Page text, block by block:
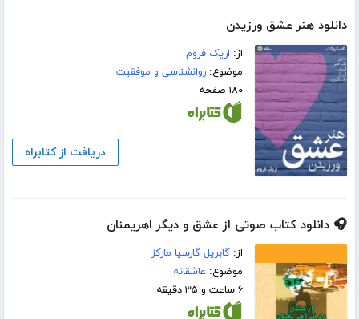
دانلود هنر عشق ورزیدن
از: اریک فروم
موضوع:روانشناسی و موفقیت
۱۸۰ صفحه
دریافت از کتابراه
🎧 دانلود کتاب صوتی از عشق و دیگر اهریمنان
از:گابریل گارسیا مارکز
موضوع: عاشقانه
۶ ساعت و ۳۵ دقیقه